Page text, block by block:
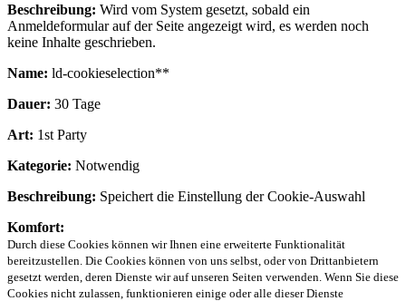
Beschreibung: Wird vom System gesetzt, sobald ein
Anmeldeformular auf der Seite angezeigt wird, es werden noch
keine Inhalte geschrieben.
Name: ld-cookieselection**
Dauer: 30 Tage
Art: 1st Party
Kategorie: Notwendig
Beschreibung: Speichert die Einstellung der Cookie-Auswahl
Komfort:
Durch diese Cookies können wir Ihnen eine erweiterte Funktionalität
bereitzustellen. Die Cookies können von uns selbst, oder von Drittanbietern
gesetzt werden, deren Dienste wir auf unseren Seiten verwenden. Wenn Sie diese
Cookies nicht zulassen, funktionieren einige oder alle dieser Dienste